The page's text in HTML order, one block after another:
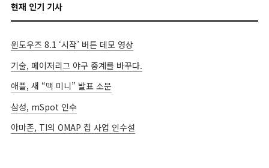
현재 인기 기사
윈도우즈 8.1 ‘시작’ 버튼 데모 영상
기술, 메이저리그 야구 중계를 바꾸다.
애플, 새 “맥 미니” 발표 소문
삼성, mSpot 인수
아마존, TI의 OMAP 칩 사업 인수설